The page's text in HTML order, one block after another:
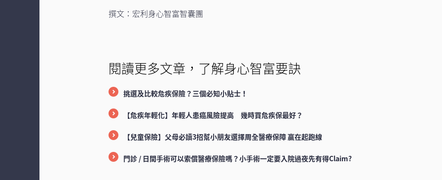
撰文：宏利身心智富智囊團
閱讀更多文章，了解身心智富要訣
挑選及比較危疾保險？三個必知小貼士！
【危疾年輕化】年輕人患癌風險提高 幾時買危疾保最好？
【兒童保險】父母必讀3招幫小朋友選擇周全醫療保障 贏在起跑線
門診 / 日間手術可以索償醫療保險嗎？小手術一定要入院過夜先有得Claim?